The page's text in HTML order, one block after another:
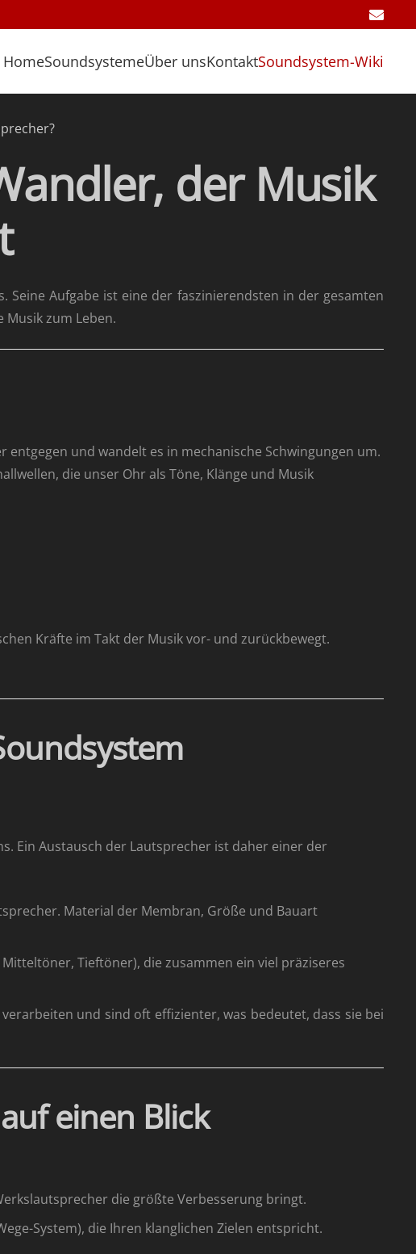
HomeSoundsystemeÜber unsKontaktSoundsystem-Wiki
der Musik
Aufgabe ist eine der faszinierendsten in der gesamten
zum Leben.
und wandelt es in mechanische Schwingungen um.
die unser Ohr als Töne, Klänge und Musik
Kräfte im Takt der Musik vor- und zurückbewegt.
Ein Austausch der Lautsprecher ist daher einer der
Material der Membran, Größe und Bauart
Tieftöner), die zusammen ein viel präziseres
und sind oft effizienter, was bedeutet, dass sie bei
einen Blick
die größte Verbesserung bringt.
System), die Ihren klanglichen Zielen entspricht.